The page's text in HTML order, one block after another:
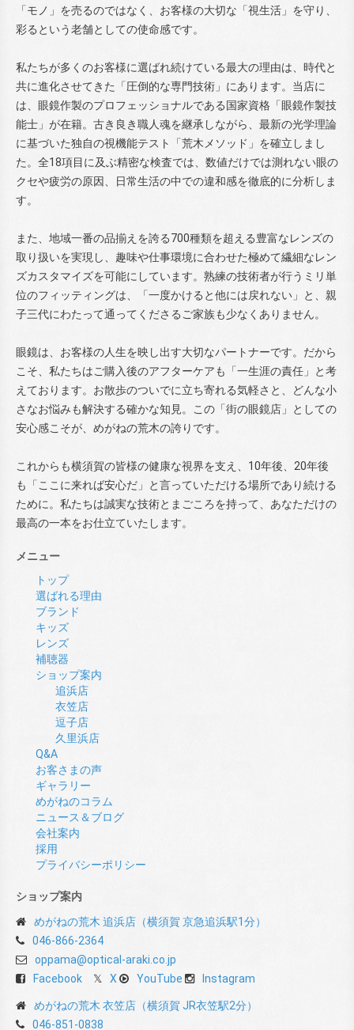
「モノ」を売るのではなく、お客様の大切な「視生活」を守り、
彩るという老舗としての使命感です。
私たちが多くのお客様に選ばれ続けている最大の理由は、時代と
共に進化させてきた「圧倒的な専門技術」にあります。当店に
は、眼鏡作製のプロフェッショナルである国家資格「眼鏡作製技
能士」が在籍。古き良き職人魂を継承しながら、最新の光学理論
に基づいた独自の視機能テスト「荒木メソッド」を確立しまし
た。全18項目に及ぶ精密な検査では、数値だけでは測れない眼の
クセや疲労の原因、日常生活の中での違和感を徹底的に分析しま
す。
また、地域一番の品揃えを誇る700種類を超える豊富なレンズの
取り扱いを実現し、趣味や仕事環境に合わせた極めて繊細なレン
ズカスタマイズを可能にしています。熟練の技術者が行うミリ単
位のフィッティングは、「一度かけると他には戻れない」と、親
子三代にわたって通ってくださるご家族も少なくありません。
眼鏡は、お客様の人生を映し出す大切なパートナーです。だから
こそ、私たちはご購入後のアフターケアも「一生涯の責任」と考
えております。お散歩のついでに立ち寄れる気軽さと、どんな小
さなお悩みも解決する確かな知見。この「街の眼鏡店」としての
安心感こそが、めがねの荒木の誇りです。
これからも横須賀の皆様の健康な視界を支え、10年後、20年後
も「ここに来れば安心だ」と言っていただける場所であり続ける
ために。私たちは誠実な技術とまごころを持って、あなただけの
最高の一本をお仕立ていたします。
メニュー
トップ
選ばれる理由
ブランド
キッズ
レンズ
補聴器
ショップ案内
追浜店
衣笠店
逗子店
久里浜店
Q&A
お客さまの声
ギャラリー
めがねのコラム
ニュース＆ブログ
会社案内
採用
プライバシーポリシー
ショップ案内
めがねの荒木 追浜店（横須賀 京急追浜駅1分）
046-866-2364
oppama@optical-araki.co.jp
Facebook
X YouTube Instagram
めがねの荒木 衣笠店（横須賀 JR衣笠駅2分）
046-851-0838